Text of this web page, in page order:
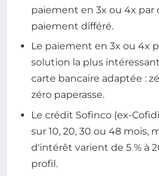
paiement en 3x ou 4x par
paiement différé.
Le paiement en 3x ou 4x
solution la plus
carte bancaire adaptée :
zéro paperasse.
Le crédit Sofinco (ex-
sur 10, 20, 30 ou 48 mois,
d'intérêt varient de 5 % à
profil.